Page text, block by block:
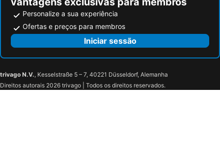
Personalize a sua experiência
Ofertas e preços para membros
Iniciar sessão
trivago N.V., Kesselstraße 5 – 7, 40221 Düsseldorf, Alemanha
Direitos autorais 2026 trivago | Todos os direitos reservados.